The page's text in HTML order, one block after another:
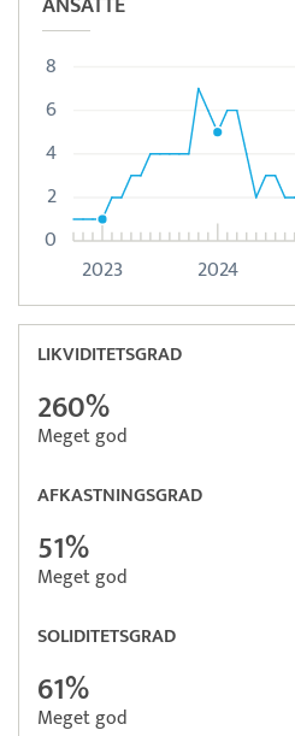
2023 2024
0
2
4
6
8
LIKVIDITETSGRAD
260%
Meget god
AFKASTNINGSGRAD
51%
Meget god
SOLIDITETSGRAD
61%
Meget god